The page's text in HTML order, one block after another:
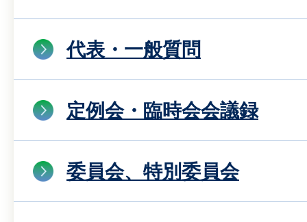
代表・一般質問
定例会・臨時会会議録
委員会、特別委員会